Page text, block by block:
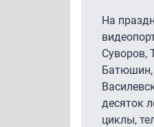
На
Суворов,
Батюшин,
десяток
циклы,